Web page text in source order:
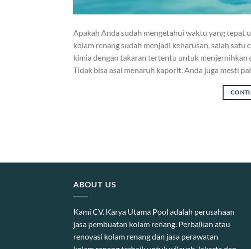
Apakah Anda sudah mengetahui waktu yang tepat
kolam renang sudah menjadi keharusan, salah
kimia dengan takaran tertentu untuk menjernihkan
Tidak bisa asal menaruh kaporit, Anda juga mesti
ABOUT US
Kami CV. Karya Utama Pool adalah perusahaan
jasa pembuatan kolam renang. Perbaikan atau
renovasi kolam renang dan jasa perawatan